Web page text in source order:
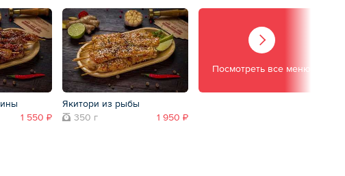
1 550 ₽
Якитори из рыбы
350 г
1 950 ₽
Посмотреть все меню